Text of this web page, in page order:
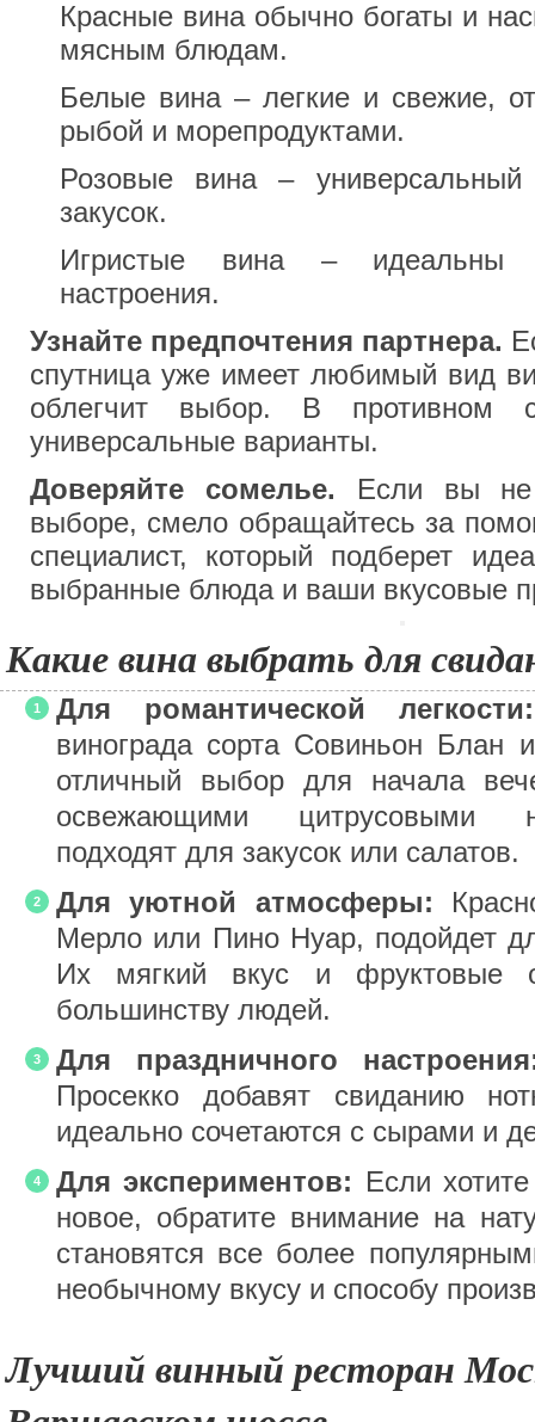
Красные вина обычно богаты и
мясным блюдам.
Белые вина – легкие и свежие,
рыбой и морепродуктами.
Розовые вина –
закусок.
Игристые вина – идеальны
настроения.
Узнайте предпочтения партнера.
спутница уже имеет любимый вид
облегчит выбор. В противном
универсальные варианты.
Доверяйте сомелье. Если вы не
выборе, смело обращайтесь за
специалист, который подберет
выбранные блюда и ваши вкусовые
Какие вина выбрать для
Для романтической легкости:
винограда сорта Совиньон Блан
отличный выбор для начала
освежающими цитрусовыми
подходят для закусок или салатов.
Для уютной атмосферы:
Мерло или Пино Нуар, подойдет
Их мягкий вкус и фруктовые
большинству людей.
Для праздничного
Просекко добавят свиданию
идеально сочетаются с сырами и
Для экспериментов: Если
новое, обратите внимание на
становятся все более
необычному вкусу и способу
Лучший винный ресторан